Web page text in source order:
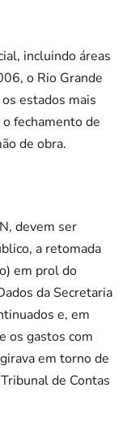
incluindo áreas
o Rio Grande
estados mais
fechamento de
de obra.
devem ser
a retomada
em prol do
da Secretaria
e, em
os gastos com
em torno de
de Contas